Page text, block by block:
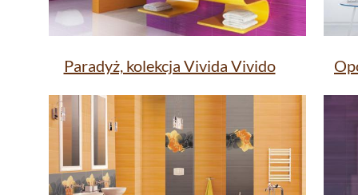
Paradyż, kolekcja Vivida Vivido